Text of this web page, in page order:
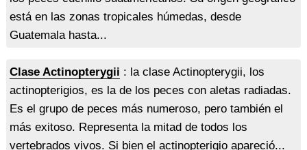
está en las zonas tropicales húmedas, desde
Guatemala hasta...
Clase Actinopterygii : la clase Actinopterygii, los
actinopterigios, es la de los peces con aletas radiadas.
Es el grupo de peces más numeroso, pero también el
más exitoso. Representa la mitad de todos los
vertebrados vivos. Si bien el actinopterigio apareció...